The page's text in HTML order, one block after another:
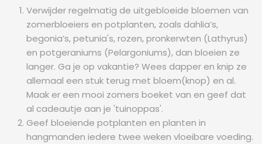
Verwijder regelmatig de uitgebloeide bloemen van
zomerbloeiers en potplanten, zoals dahlia’s,
begonia’s, petunia's, rozen, pronkerwten (Lathyrus)
en potgeraniums (Pelargoniums), dan bloeien ze
langer. Ga je op vakantie? Wees dapper en knip ze
allemaal een stuk terug met bloem(knop) en al.
Maak er een mooi zomers boeket van en geef dat
al cadeautje aan je 'tuinoppas'.
Geef bloeiende potplanten en planten in
hangmanden iedere twee weken vloeibare voeding.